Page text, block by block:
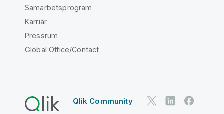
Samarbetsprogram
Karriär
Pressrum
Global Office/Contact
Qlik Community